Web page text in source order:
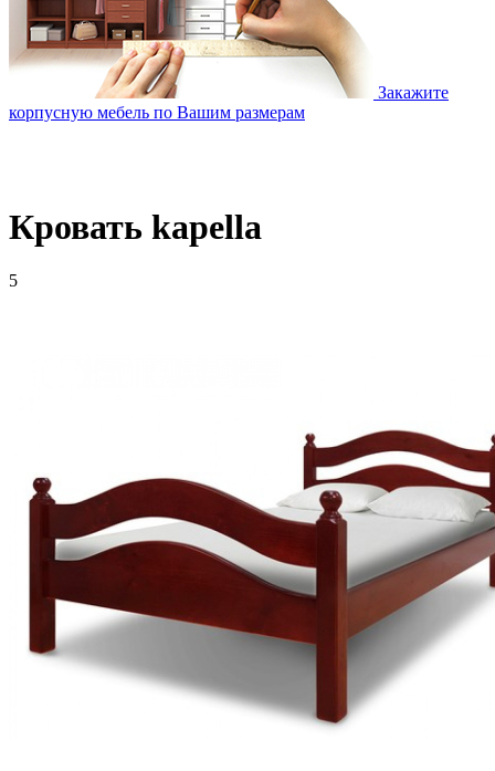
Закажите
корпусную мебель по Вашим размерам
Кровать kapella
5